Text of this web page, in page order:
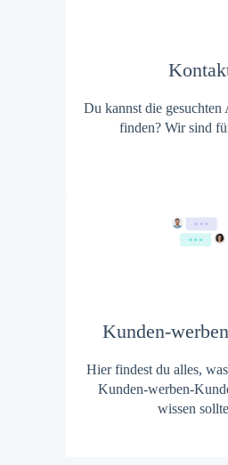
Du kannst die
finden? Wir sind
Kunden-
Hier findest du alles,
Kunden-werben-
wissen